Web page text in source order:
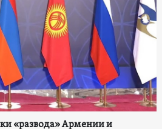
«развода» Армении и